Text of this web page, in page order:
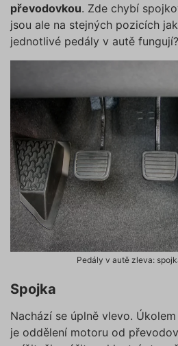
převodovkou. Zde chybí
jsou ale na stejných pozicích
jednotlivé pedály v autě fungují?
Pedály v autě zleva:
Spojka
Nachází se úplně vlevo.
je oddělení motoru od